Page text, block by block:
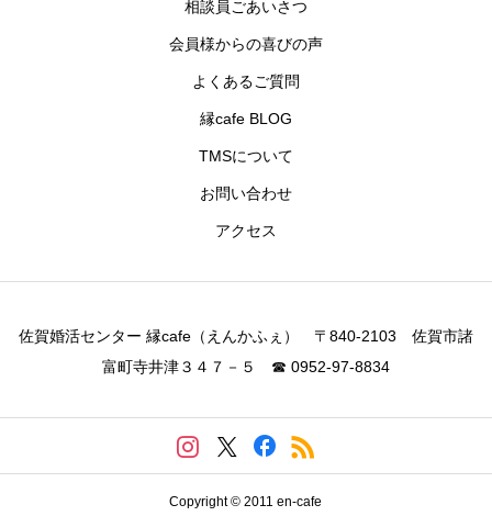
相談員ごあいさつ
会員様からの喜びの声
よくあるご質問
縁cafe BLOG
TMSについて
お問い合わせ
アクセス
佐賀婚活センター 縁cafe（えんかふぇ） 〒840-2103 佐賀市諸
富町寺井津３４７－５ ☎ 0952-97-8834
Copyright © 2011 en-cafe